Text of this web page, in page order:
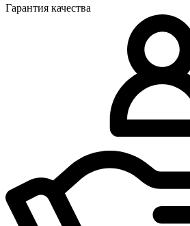
Гарантия качества